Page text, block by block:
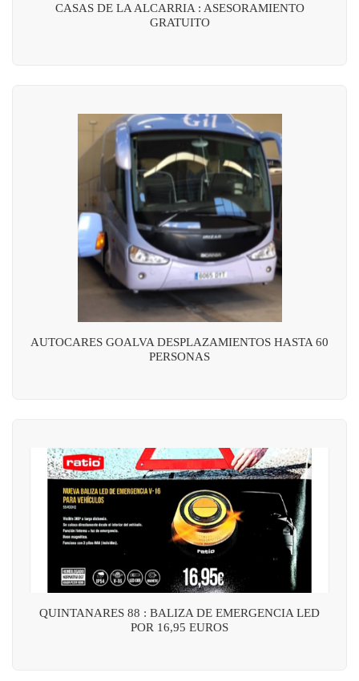
CASAS DE LA ALCARRIA : ASESORAMIENTO
GRATUITO
AUTOCARES GOALVA DESPLAZAMIENTOS HASTA 60
PERSONAS
QUINTANARES 88 : BALIZA DE EMERGENCIA LED
POR 16,95 EUROS